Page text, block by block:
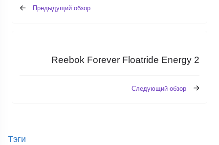
Предыдущий обзор
Reebok Forever Floatride Energy 2
Следующий обзор
Тэги